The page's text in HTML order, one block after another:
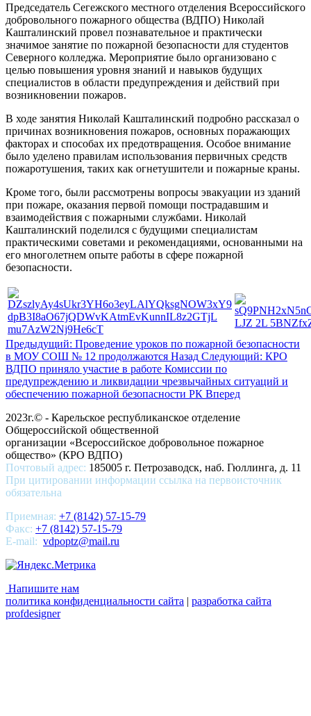
Председатель Сегежского местного отделения Всероссийского
добровольного пожарного общества (ВДПО) Николай
Кашталинский провел познавательное и практически
значимое занятие по пожарной безопасности для студентов
Северного колледжа. Мероприятие было организовано с
целью повышения уровня знаний и навыков будущих
специалистов в области предупреждения и действий при
возникновении пожаров.
В ходе занятия Николай Кашталинский подробно рассказал о
причинах возникновения пожаров, основных поражающих
факторах и способах их предотвращения. Особое внимание
было уделено правилам использования первичных средств
пожаротушения, таких как огнетушители и пожарные краны.
Кроме того, были рассмотрены вопросы эвакуации из зданий
при пожаре, оказания первой помощи пострадавшим и
взаимодействия с пожарными службами. Николай
Кашталинский поделился с будущими специалистам
практическими советами и рекомендациями, основанными на
его многолетнем опыте работы в сфере пожарной
безопасности.
Предыдущий: Проведение уроков по пожарной безопасности
в МОУ СОШ № 12 продолжаются Назад Следующий: КРО
ВДПО приняло участие в работе Комиссии по
предупреждению и ликвидации чрезвычайных ситуаций и
обеспечению пожарной безопасности РК Вперед
2023г.© - Карельское республиканское отделение
Общероссийской общественной
организации «Всероссийское добровольное пожарное
общество» (КРО ВДПО)
Почтовый адрес: 185005 г. Петрозаводск, наб. Гюллинга, д. 11
При цитировании информации ссылка на первоисточник
обязательна
Приемная: +7 (8142) 57-15-79
Факс: +7 (8142) 57-15-79
E-mail: vdpoptz@mail.ru
Напишите нам
политика конфиденциальности сайта | разработка сайта
profdesigner